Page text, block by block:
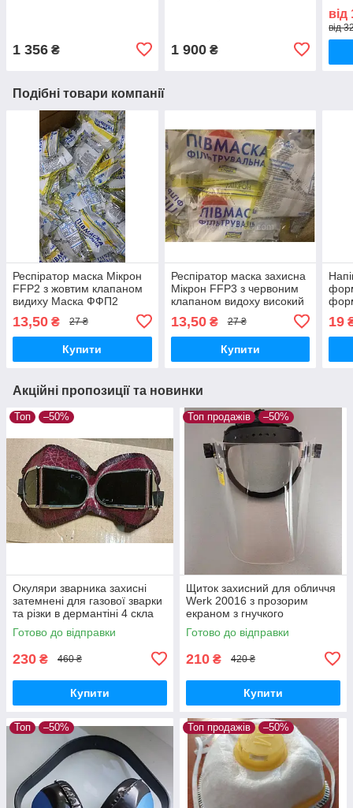
1 356 ₴
напівавтомат
1 900₴
від
від
Подібні товари компанії
Респіратор маска Мікрон
FFP2 з жовтим клапаном
видиху Маска ФФП2
13,50 ₴ 27 ₴
Купити
Респіратор маска захисна
Мікрон FFP3 з червоним
клапаном видоху високий
ступінь захисту від вірусів
ОРИГІНАЛ
13,50₴ 27 ₴
Купити
з
19
Акційні пропозиції та новинки
Топ –50%
Окуляри зварника захисні
затемнені для газової зварки
та різки в дермантіні 4 скла
ЗН8 Г-1 (ZO-0037) VITA
Готово до відправки
230 ₴ 460 ₴
Купити
Топ продажів –50%
Щиток захисний для обличчя
Werk 20016 з прозорим
екраном з гнучкого
полікарбонату
Готово до відправки
210 ₴ 420 ₴
Купити
Топ –50% Топ продажів –50%